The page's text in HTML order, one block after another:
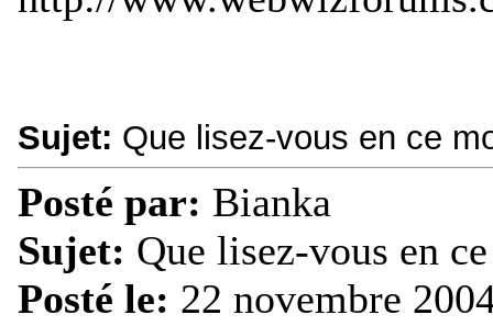
Sujet: Que lisez-vous en ce
Posté par: Bianka
Sujet: Que lisez-vous en
Posté le: 22 novembre